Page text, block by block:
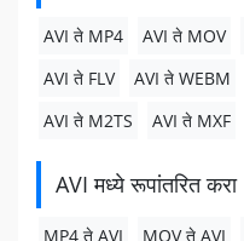
AVI ते MP4 AVI ते MOV
AVI ते FLV
AVI ते WEBM
AVI ते M2TS
AVI ते MXF
AVI मध्ये रूपांतरित करा
MP4 ते AVI MOV ते AVI